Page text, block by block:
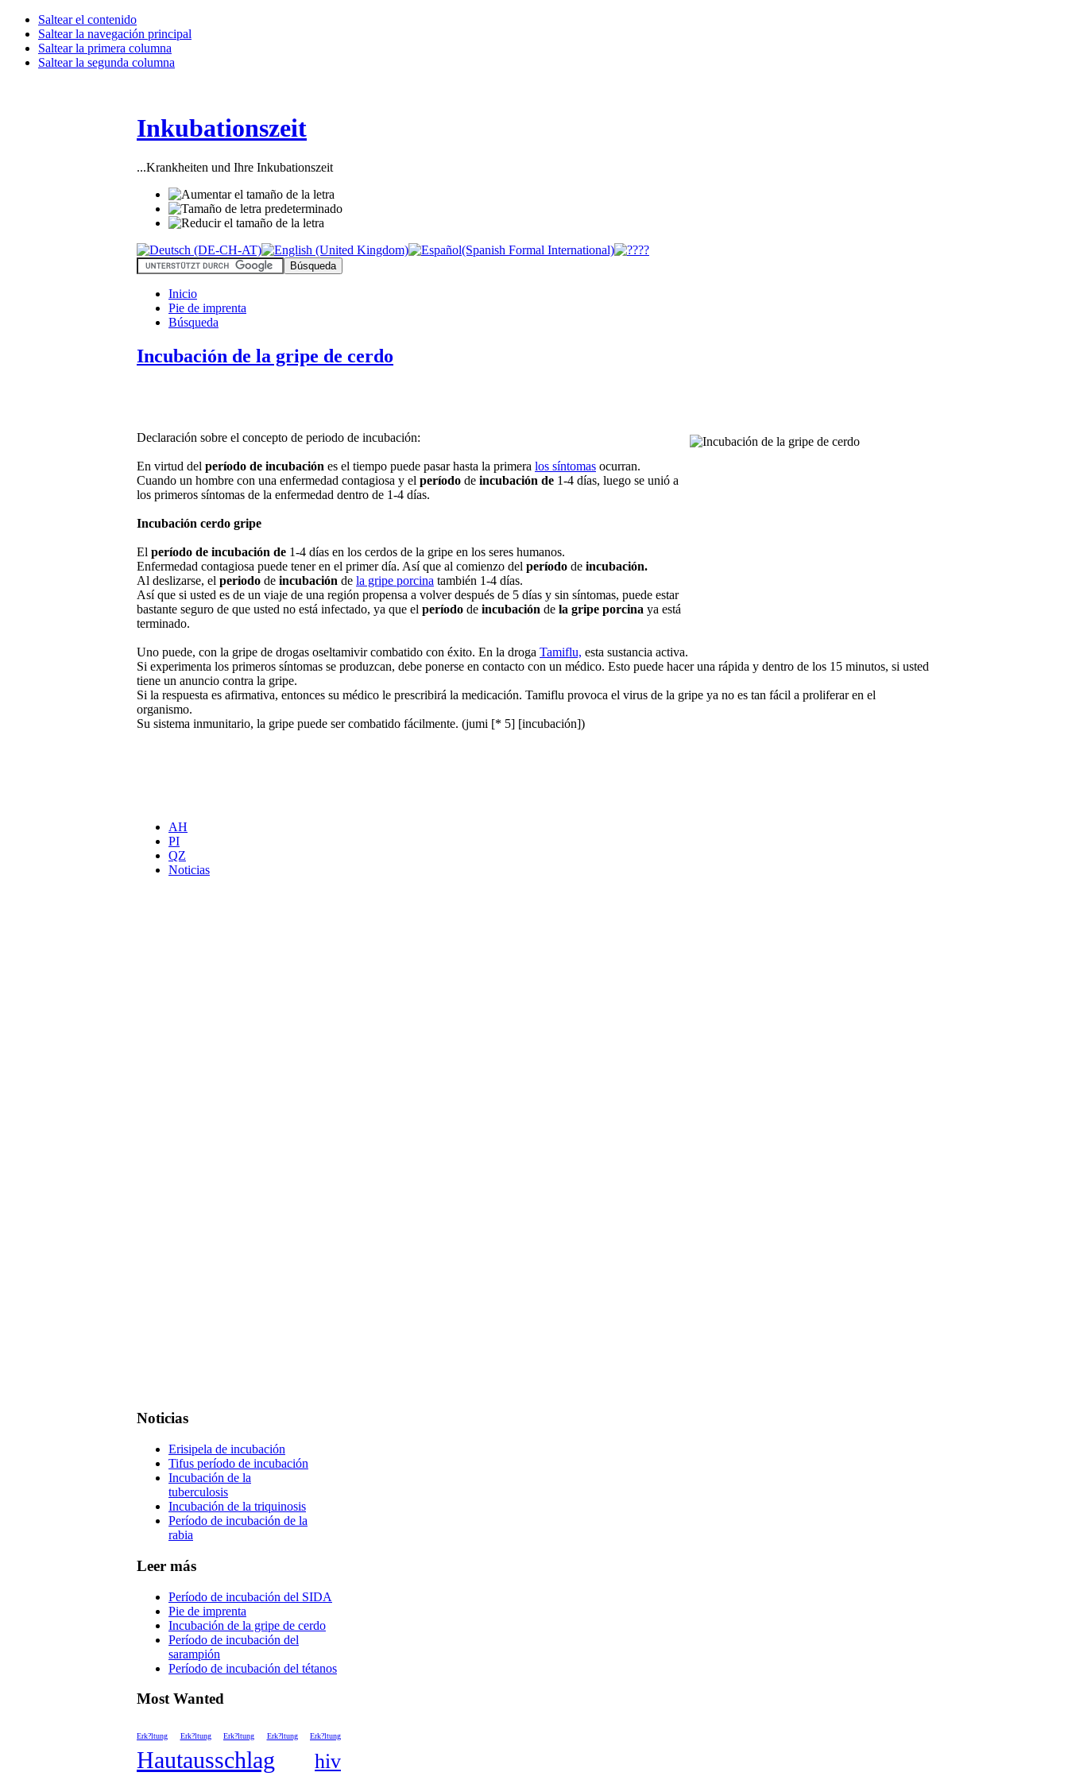
Saltear el contenido
Saltear la navegación principal
Saltear la primera columna
Saltear la segunda columna
Inkubationszeit
...Krankheiten und Ihre Inkubationszeit
Inicio
Pie de imprenta
Búsqueda
Incubación de la gripe de cerdo
Declaración sobre el concepto de periodo de incubación:
En virtud del período de incubación es el tiempo puede pasar hasta la primera los síntomas ocurran.
Cuando un hombre con una enfermedad contagiosa y el período de incubación de 1-4 días, luego se unió a
los primeros síntomas de la enfermedad dentro de 1-4 días.
Incubación cerdo gripe
El período de incubación de 1-4 días en los cerdos de la gripe en los seres humanos.
Enfermedad contagiosa puede tener en el primer día. Así que al comienzo del período de incubación.
Al deslizarse, el periodo de incubación de la gripe porcina también 1-4 días.
Así que si usted es de un viaje de una región propensa a volver después de 5 días y sin síntomas, puede estar
bastante seguro de que usted no está infectado, ya que el período de incubación de la gripe porcina ya está
terminado.
Uno puede, con la gripe de drogas oseltamivir combatido con éxito. En la droga Tamiflu, esta sustancia activa.
Si experimenta los primeros síntomas se produzcan, debe ponerse en contacto con un médico. Esto puede hacer una rápida y dentro de los 15 minutos, si usted
tiene un anuncio contra la gripe.
Si la respuesta es afirmativa, entonces su médico le prescribirá la medicación. Tamiflu provoca el virus de la gripe ya no es tan fácil a proliferar en el
organismo.
Su sistema inmunitario, la gripe puede ser combatido fácilmente. (jumi [* 5] [incubación])
AH
PI
QZ
Noticias
Noticias
Erisipela de incubación
Tifus período de incubación
Incubación de la
tuberculosis
Incubación de la triquinosis
Período de incubación de la
rabia
Leer más
Período de incubación del SIDA
Pie de imprenta
Incubación de la gripe de cerdo
Período de incubación del
sarampión
Período de incubación del tétanos
Most Wanted
Erk?ltung Erk?ltung Erk?ltung Erk?ltung Erk?ltung
Hautausschlag hiv